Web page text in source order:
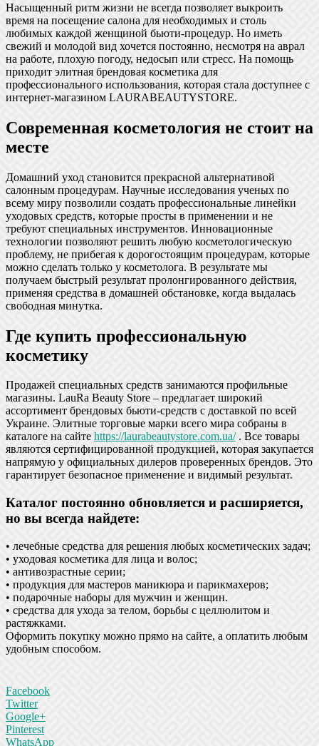
Насыщенный ритм жизни не всегда позволяет выкроить
время на посещение салона для необходимых и столь
любимых каждой женщиной бьюти-процедур. Но иметь
свежий и молодой вид хочется постоянно, несмотря на аврал
на работе, плохую погоду, недосып или стресс. На помощь
приходит элитная брендовая косметика для
профессионального использования, которая стала доступнее с
интернет-магазином LAURABEAUTYSTORE.
Современная косметология не стоит на
месте
Домашний уход становится прекрасной альтернативой
салонным процедурам. Научные исследования ученых по
всему миру позволили создать профессиональные линейки
уходовых средств, которые просты в применении и не
требуют специальных инструментов. Инновационные
технологии позволяют решить любую косметологическую
проблему, не прибегая к дорогостоящим процедурам, которые
можно сделать только у косметолога. В результате мы
получаем быстрый результат пролонгированного действия,
применяя средства в домашней обстановке, когда выдалась
свободная минутка.
Где купить профессиональную
косметику
Продажей специальных средств занимаются профильные
магазины. LauRa Beauty Store – предлагает широкий
ассортимент брендовых бьюти-средств с доставкой по всей
Украине. Элитные торговые марки всего мира собраны в
каталоге на сайте https://laurabeautystore.com.ua/. Все товары
являются сертифицированной продукцией, которая закупается
напрямую у официальных дилеров проверенных брендов. Это
гарантирует безопасное применение и видимый результат.
Каталог постоянно обновляется и расширяется,
но вы всегда найдете:
• лечебные средства для решения любых косметических задач;
• уходовая косметика для лица и волос;
• антивозрастные серии;
• продукция для мастеров маникюра и парикмахеров;
• подарочные наборы для мужчин и женщин.
• средства для ухода за телом, борьбы с целлюлитом и
растяжками.
Оформить покупку можно прямо на сайте, а оплатить любым
удобным способом.
Facebook
Twitter
Google+
Pinterest
WhatsApp